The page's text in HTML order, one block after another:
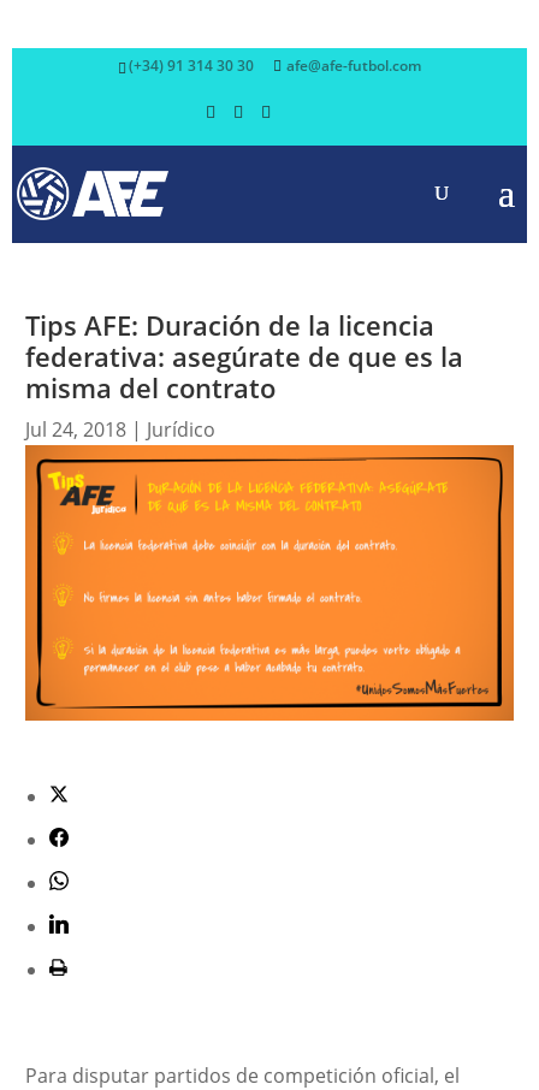
(+34) 91 314 30 30 afe@afe-futbol.com
Tips AFE: Duración de la licencia
federativa: asegúrate de que es la
misma del contrato
Jul 24, 2018| Jurídico
Para disputar partidos de competición oficial, el